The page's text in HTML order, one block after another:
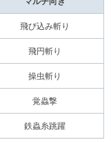
飛び込み斬り
飛円斬り
操虫斬り
覚蟲撃
鉄蟲糸跳躍